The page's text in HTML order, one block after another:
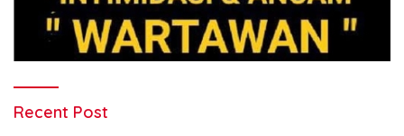
Recent Post